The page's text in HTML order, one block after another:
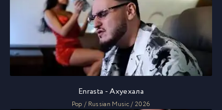
Enrasta - Ахуехала
Pop / Russian Music / 2026